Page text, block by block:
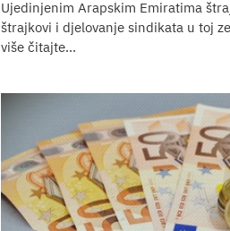
Ujedinjenim Arapskim Emiratima
štrajkovi i djelovanje sindikata u toj
više čitajte...